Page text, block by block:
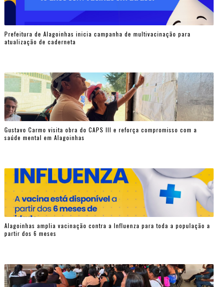
Prefeitura de Alagoinhas inicia campanha de multivacinação para
atualização de caderneta
Gustavo Carmo visita obra do CAPS III e reforça compromisso com a
saúde mental em Alagoinhas
Alagoinhas amplia vacinação contra a Influenza para toda a população a
partir dos 6 meses